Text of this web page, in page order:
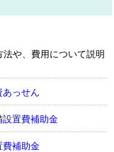
や、費用について説明
っせん
設置費補助金
費補助金